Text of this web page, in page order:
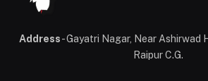
Address- Gayatri Nagar, Near Ashirwad
Raipur C.G.